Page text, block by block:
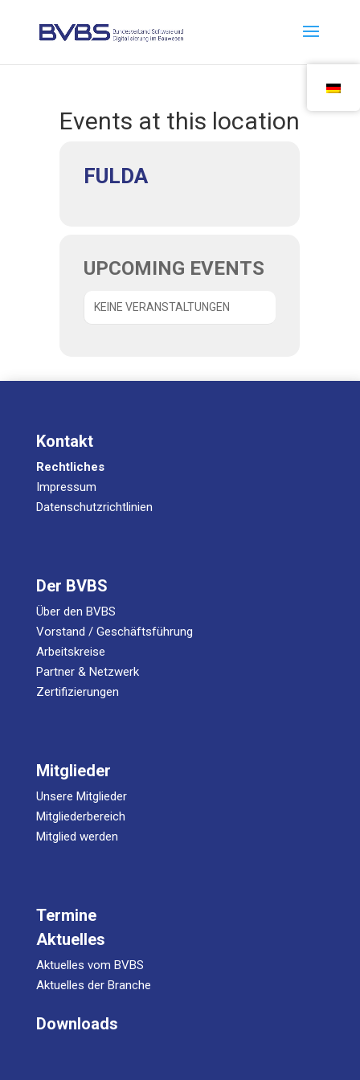
Events at this location
FULDA
UPCOMING EVENTS
KEINE VERANSTALTUNGEN
Kontakt
Rechtliches
Impressum
Datenschutzrichtlinien
Der BVBS
Über den BVBS
Vorstand / Geschäftsführung
Arbeitskreise
Partner & Netzwerk
Zertifizierungen
Mitglieder
Unsere Mitglieder
Mitgliederbereich
Mitglied werden
Termine
Aktuelles
Aktuelles vom BVBS
Aktuelles der Branche
Downloads